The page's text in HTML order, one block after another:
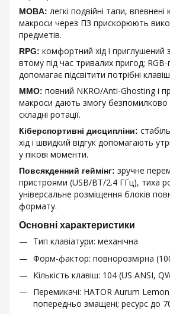
MOBA: легкі подвійні тапи, впевнені
макроси через ПЗ прискорюють
предметів.
RPG: комфортний хід і приглушений
втому під час тривалих пригод; RGB-
допомагає підсвітити потрібні
MMO: повний NKRO/Anti-Ghosting і
макроси дають змогу безпомилково
складні ротації.
Кіберспортивні дисципліни:
хід і швидкий відгук допомагають
у пікові моменти.
Повсякденний геймінг: зручне
пристроями (USB/BT/2.4 ГГц), тиха
універсальне розміщення блоків
формату.
Основні характеристики
Тип клавіатури: механічна
Форм-фактор: повнорозмірна
Кількість клавіш: 104 (US ANSI,
Перемикачі: HATOR Aurum Lemon,
попередньо змащені; ресурс до